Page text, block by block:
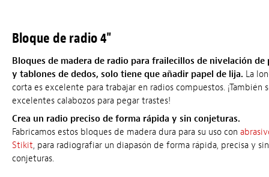
Bloque de radio 4"
Bloques de madera de radio para frailecillos de nivelación de
y tablones de dedos, solo tiene que añadir papel de lija. La
corta es excelente para trabajar en radios compuestos. ¡También
excelentes calabozos para pegar trastes!
Crea un radio preciso de forma rápida y sin conjeturas.
Fabricamos estos bloques de madera dura para su uso con
Stikit, para radiografiar un diapasón de forma rápida, precisa y sin
conjeturas.